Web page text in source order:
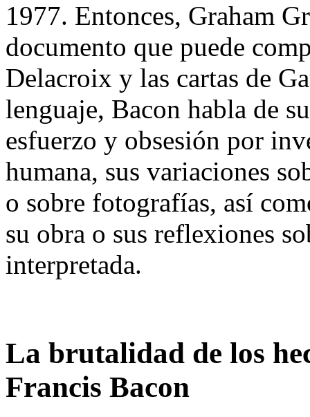
1977. Entonces, Graham
documento que puede
Delacroix y las cartas de
lenguaje, Bacon habla de
esfuerzo y obsesión por
humana, sus variaciones
o sobre fotografías, así
su obra o sus reflexiones
interpretada.
La brutalidad de los
Francis Bacon